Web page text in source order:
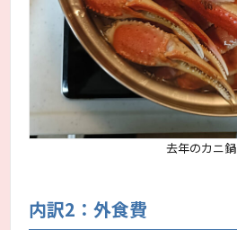
去年のカニ鍋
内訳2：外食費